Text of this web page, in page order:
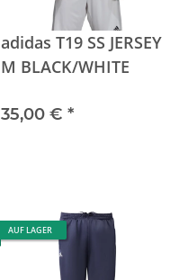
adidas T19 SS JERSEY
M BLACK/WHITE
35,00 € *
AUF LAGER